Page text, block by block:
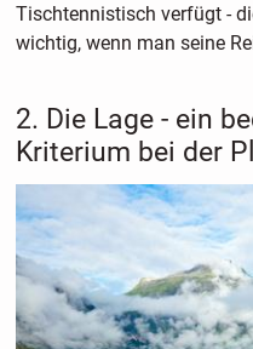
Tischtennistisch verfügt -
wichtig, wenn man seine
2. Die Lage - ein
Kriterium bei der